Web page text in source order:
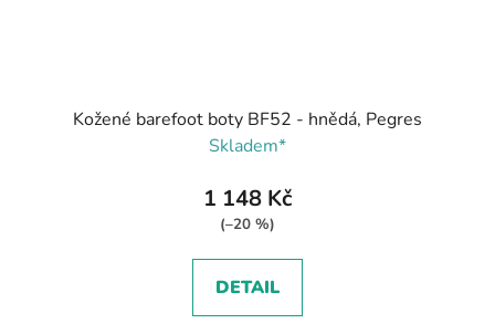
Kožené barefoot boty BF52 - hnědá, Pegres
Skladem*
1 148 Kč
(–20 %)
DETAIL